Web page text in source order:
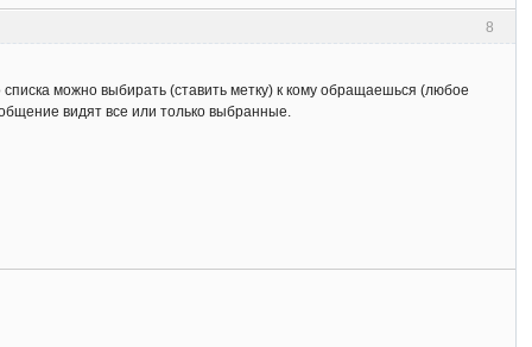
8
можно выбирать (ставить метку) к кому обращаешься (любое
видят все или только выбранные.